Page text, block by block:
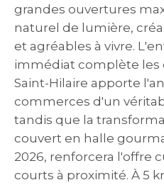
grandes ouvertures
naturel de lumière,
et agréables à vivre.
immédiat complète les
Saint-Hilaire apporte
commerces d'un
tandis que la
couvert en halle
2026, renforcera l'offre
courts à proximité. À 5